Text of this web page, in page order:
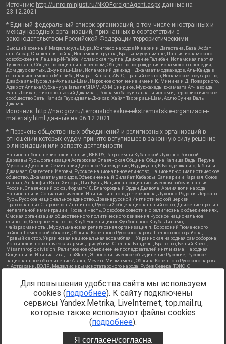
Источник: http://unro.minjust.ru/NKOForeignAgent.aspx данные на
23.12.2021
* Единый федеральный список организаций, в том числе иностранных и
международных организаций, признанных в соответствии с
законодательством Российской Федерации террористическими:
Высший военный Маджлисуль Шура, Конгресс народов Ичкерии и Дагестана, База, Асбат
аль-Ансар, Священная война, Исламская группа, Братья-мусульмане, Партия исламского
освобождения, Лашкар-И-Тайба, Исламская группа, Движение Талибан, Исламская партия
Туркестана, Общество социальных реформ, Общество возрождения исламского наследия,
Дом двух святых, Джунд аш-Шам, Исламский джихад – Джамаат моджахедов, Аль-Каида в
странах исламского Магриба, Имарат Кавказ, АБТО, Правый сектор, Исламское государство,
Джабха аль-Нусра ли-Ахль аш-Шам, Народное ополчение имени К. Минина и Д. Пожарского,
Аджр от Аллаха Субхану уа Тагьаля SHAM, АУМ Синрике, Муджахеды джамаата Ат-Тавхида
Валь-Джихад, Чистопольский Джамаат, Рохнамо ба суи давлати исломи, Террористическое
сообщество Сеть, Катиба Таухид валь-Джихад, Хайят Тахрир аш-Шам, Ахлю Сунна Валь
Джамаа
Источник: http://nac.gov.ru/terroristicheskie-i-ekstremistskie-organizacii-i-
materialy.html данные на 06.12.2021
* Перечень общественных объединений и религиозных организаций в
отношении которых судом принято вступившее в законную силу решение
о ликвидации или запрете деятельности:
Национал-большевистская партия, ВЕК РА, Рада земли Кубанской Духовно Родовой
Державы Русь, организация Асгардская Славянская Община, Община Капища Веды Перуна,
Мужская Духовная Семинария Духовное Учреждение, Нурджулар, К Богодержавию, Таблиги
Джамаат, Свидетели Иеговы, Русское национальное единство, Национал-социалистическое
общество, Джамаат мувахидов, Объединенный Вилайат Кабарды, Балкарии и Карачая, Союз
славян, Ат-Такфир Валь-Хиджра, Пит Буль, Национал-социалистическая рабочая партия
России, Славянский союз, Формат-18, Благородный Орден Дьявола, Армия воли народа,
Национальная Социалистическая Инициатива города Череповца, Духовно-Родовая Держава
Русь, Русское национальное единство, Древнерусской Инглистической церкви
Православных Староверов-Инглингов, Русский общенациональный союз, Движение против
нелегальной иммиграции, Кровь и Честь, О свободе совести и о религиозных объединениях,
Омская организация общественного политического движения Русское национальное
единство, Северное Братство, Клуб Болельщиков Футбольного Клуба Динамо,
Файзрахманисты, Мусульманская религиозная организация п. Боровский Тюменского
района Тюменской области, Община Коренного Русского народа Щелковского района,
Правый сектор, Украинская национальная ассамблея – Украинская народная самооборона,
Украинская повстанческая армия, Тризуб им. Степана Бандеры, Братство, Белый Крест,
Misanthropic division, Религиозное объединение последователей инглиизма, Народная
Социальная Инициатива, TulaSkins, Этнополитическое объединение Русские, Русское
национальное объединение Атака, Мечеть Мирмамеда, Община Коренного Русского народа
г. Астрахани, ВОЛЯ, Меджлис крымскотатарского народа, Рубеж Севера, ТОЙС, О
правозащитная группа МПГ, Курсом Правды и Единения, Каракольская инициативная
группа, Автоград Крю, Союз Славянских Сил Руси, Алля-Аят, Благотворительный пансионат
Ак Умут, Русская республика Русь, Арестантское уголовное единство, Башкорт, Нация и
свобода, W.H.С., Фалунь Дафа, Иртыш Ultras, Русский Патриотический клуб-Новокузнецк/
РПК, Сибирский державный союз, Фонд борьбы с коррупцией, Фонд защиты прав граждан,
Штабы Навального, Совет граждан СССР Прикубанского округа г. Краснодара
https://minjust.gov.ru/ru/documents/7822/
Для повышения удобства сайта мы используем
cookies (подробнее). К сайту подключены
сервисы Yandex.Metrika, LiveInternet, top.mail.ru,
которые также используют файлы cookies
(подробнее).
Я согласен/согласна